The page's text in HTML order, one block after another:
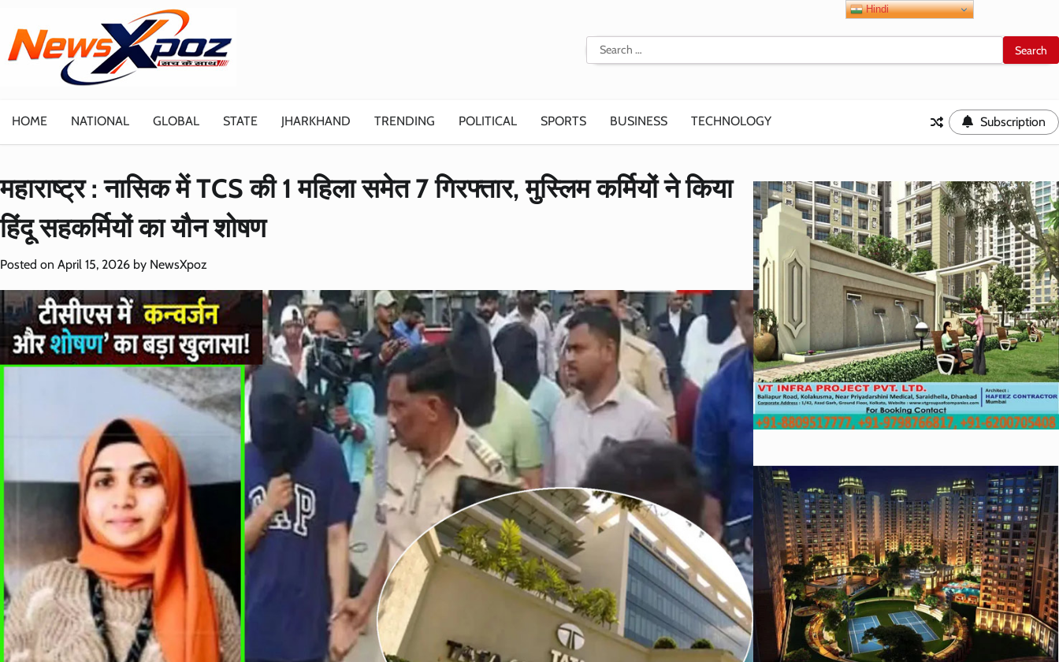
content
Search
for:
HOME NATIONAL GLOBAL STATE JHARKHAND TRENDING POLITICAL SPORTS BUSINESS TECHNOLOGY Subscription
महाराष्ट्र : नासिक में TCS की 1 महिला समेत 7 गिरफ्तार, मुस्लिम कर्मियों ने किया
हिंदू सहकर्मियों का यौन शोषण
Posted on April 15, 2026 by NewsXpoz
Hindi